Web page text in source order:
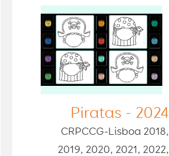
Piratas - 2024
CRPCCG-Lisboa 2018,
2019, 2020, 2021, 2022,